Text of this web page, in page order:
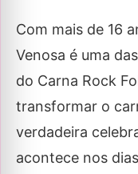
Com mais de 16
Venosa é uma
do Carna Rock
transformar o
verdadeira
acontece nos